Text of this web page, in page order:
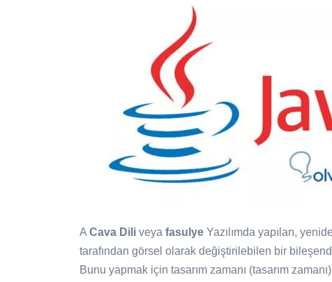
A Cava Dili veya fasulye Yazılımda yapılan,
tarafından görsel olarak değiştirilebilen bir
Bunu yapmak için tasarım zamanı (tasarım